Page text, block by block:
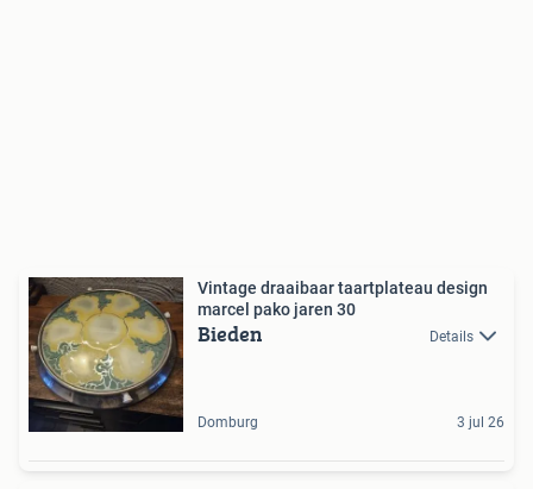
Vintage draaibaar taartplateau design
marcel pako jaren 30
Bieden Details
Domburg 3 jul 26